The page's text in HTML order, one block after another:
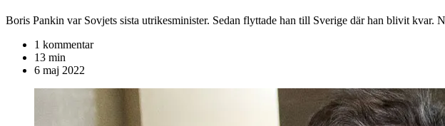
Boris Pankin var Sovjets sista utrikesminister. Sedan flyttade han till Sverige där han blivit
1 kommentar
13 min
6 maj 2022